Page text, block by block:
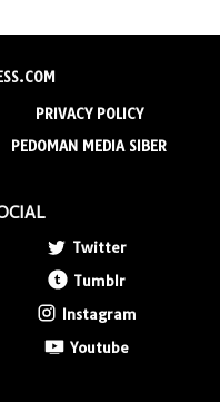
PRIVACY POLICY
PEDOMAN MEDIA SIBER
Twitter
Tumblr
Instagram
Youtube